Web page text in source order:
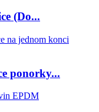
(Do...
ponorky...